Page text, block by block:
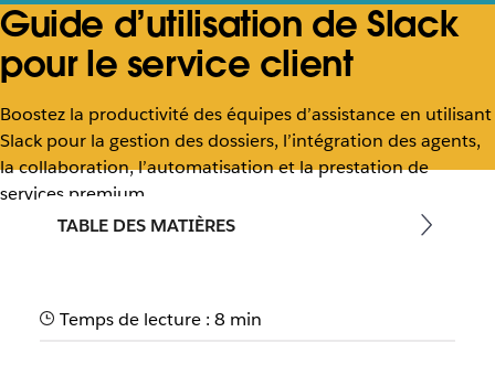
Guide d’utilisation de Slack
pour le service client
Boostez la productivité des équipes d’assistance en utilisant
Slack pour la gestion des dossiers, l’intégration des agents,
la collaboration, l’automatisation et la prestation de
services premium
TABLE DES MATIÈRES
Temps de lecture : 8 min